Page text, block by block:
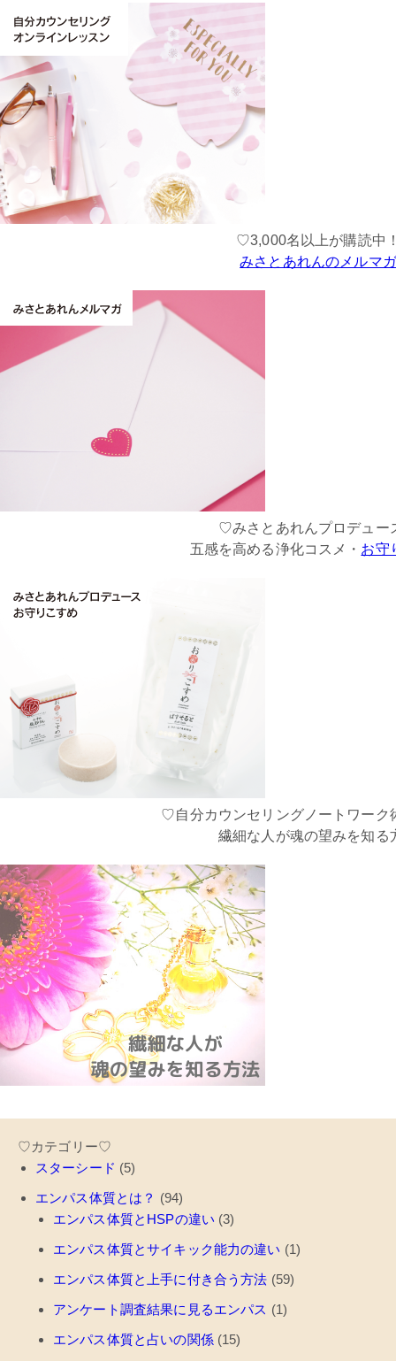
♡3,000名以上が購読中
みさとあれんのメルマガ
♡みさとあれんプロデュー
五感を高める浄化コスメ・ お守
♡自分カウンセリングノートワーク
繊細な人が魂の望みを知る
♡カテゴリー♡
スターシード (5)
エンパス体質とは？ (94)
エンパス体質とHSPの違い (3)
エンパス体質とサイキック能力の違い (1)
エンパス体質と上手に付き合う方法 (59)
アンケート調査結果に見るエンパス (1)
エンパス体質と占いの関係(15)